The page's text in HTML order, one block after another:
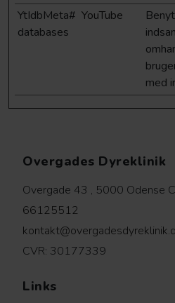
YtIdbMeta#
databases
YouTube
med
Overgades Dyreklinik
Overgade 43 , 5000 Odense C
66125512
CVR: 30177339
Links